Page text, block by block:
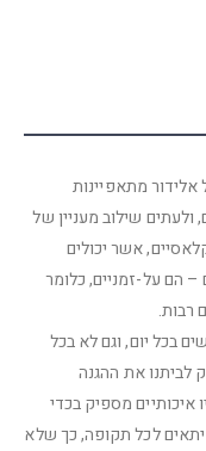
מתאפיינות
שילוב מעניין של
אשר יכולים
– הם על-זמניים, כלומר
רבות.
בכל יום, וגם לא בכל
לביתנו את ההגנה
איכותיים מספיק בכדי
יתאים לכל תקופה, כך שלא